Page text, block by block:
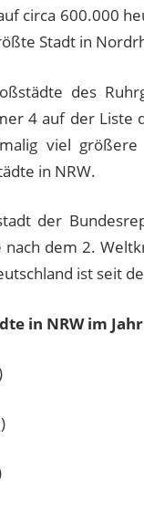
circa 600.000
Stadt in
des
4 auf der Liste
viel größere
in NRW.
der
nach dem 2.
ist seit
in NRW im